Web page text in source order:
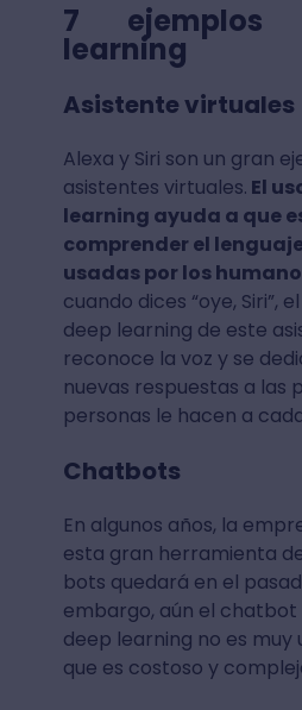
7 ejemplos
learning
Asistente virtuales
Alexa y Siri son un gran
asistentes virtuales. El
learning ayuda a que
comprender el
usadas por los
cuando dices “oye, Siri”,
deep learning de este
reconoce la voz y se
nuevas respuestas a las
personas le hacen a
Chatbots
En algunos años, la
esta gran herramienta
bots quedará en el
embargo, aún el
deep learning no es muy
que es costoso y